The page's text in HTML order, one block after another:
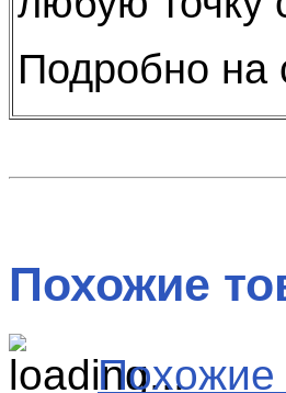
Подробно
Похожие
Похожие